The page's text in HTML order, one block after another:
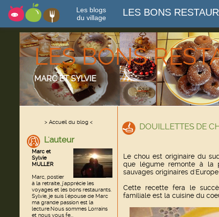
Les blogs
du village
LES BONS
LES BONS
MARC ET SYLVIE
> Accueil du blog <
L'auteur
Marc et
Sylvie
MULLER
Marc, postier
à la retraite, j'apprécie les
voyages et les bons restaurants.
Sylvie, je suis l'épouse de Marc
ma grande passion est la
lecture.Nous sommes Lorrains
et nous vous fe...
DOUILLETTES DE
Le chou est originaire du
que légume remonte à la
sauvages originaires
Cette recette fera le
familiale est la cuisine du